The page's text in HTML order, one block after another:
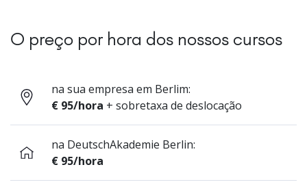
O preço por hora dos nossos cursos
na sua empresa em Berlim:
€ 95/hora + sobretaxa de deslocação
na DeutschAkademie Berlin:
€ 95/hora